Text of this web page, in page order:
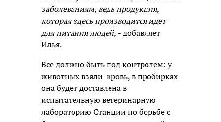
заболеваниям, ведь продукция,
которая здесь производится идет
для питания людей, - добавляет
Илья.
Все должно быть под контролем: у
животных взяли кровь, в пробирках
она будет доставлена в
испытательную ветеринарную
лабораторию Станции по борьбе с